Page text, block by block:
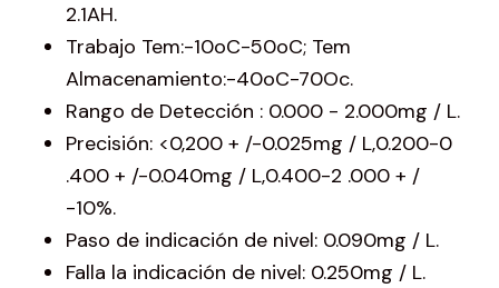
2.1AH.
Trabajo Tem:-10oC-50oC; Tem
Almacenamiento:-40oC-70Oc.
Rango de Detección : 0.000 - 2.000mg / L.
Precisión: <0,200 + /-0.025mg / L,0.200-0
.400 + /-0.040mg / L,0.400-2 .000 + /
-10%.
Paso de indicación de nivel: 0.090mg / L.
Falla la indicación de nivel: 0.250mg / L.